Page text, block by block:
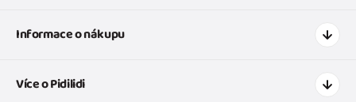
Informace o nákupu
Doprava a platba
Více o Pidilidi